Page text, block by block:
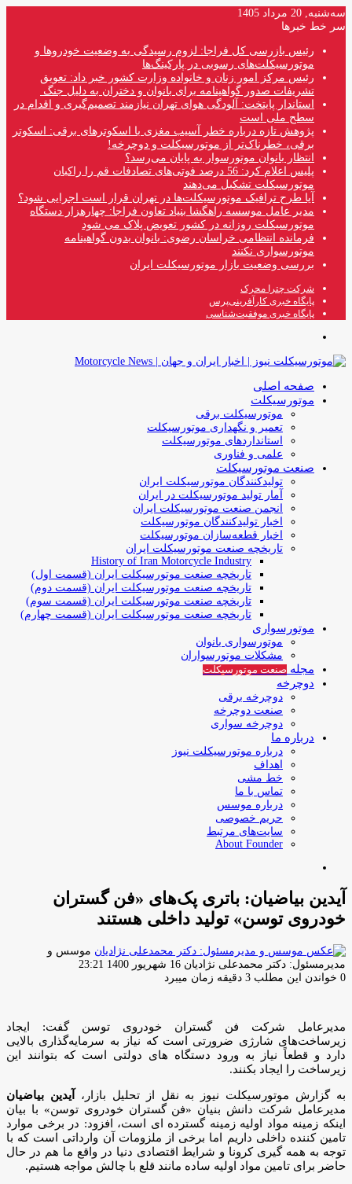
سه‌شنبه, 20 مرداد 1405
سر خط خبرها
رئیس بازرسی کل فراجا: لزوم رسیدگی به وضعیت خودروها و
موتورسیکلت‌های رسوبی در پارکینگ‌ها
رئیس مرکز امور زنان و خانواده وزارت کشور خبر داد: تعویق
تشریفات صدور گواهینامه برای بانوان و دختران به دلیل جنگ
استاندار پایتخت: آلودگی هوای تهران نیازمند تصمیم‌گیری و اقدام در
سطح ملی است
پژوهش تازه درباره خطر آسیب مغزی با اسکوترهای برقی: اسکوتر
برقی، خطرناک‌تر از موتورسیکلت و دوچرخه!
انتظار بانوان موتورسوار به پایان می‌رسد؟
پلیس اعلام کرد: 56 درصد فوتی‌های تصادفات قم را راکبان
موتورسیکلت تشکیل می‌دهند
آیا طرح ترافیک موتورسیکلت‌ها در تهران قرار است اجرایی شود؟
مدیر عامل موسسه راهگشا بنیاد تعاون فراجا: چهارهزار دستگاه
موتورسیکلت روزانه در کشور تعویض پلاک می شود
فرمانده انتظامی خراسان رضوی: بانوان بدون گواهینامه
موتورسواری نکنند
بررسی وضعیت بازار موتورسیکلت ایران
شرکت چترا محرک
پایگاه خبری کارآفرینی‌پرس
پایگاه خبری موفقیت‌شناسی
صفحه اصلی
موتورسیکلت
موتورسیکلت برقی
تعمیر و نگهداری موتورسیکلت
استانداردهای موتورسیکلت
علمی و فناوری
صنعت موتورسیکلت
تولیدکنندگان موتورسیکلت ایران
آمار تولید موتورسیکلت در ایران
انجمن صنعت موتورسیکلت ایران
اخبار تولیدکنندگان موتورسیکلت
اخبار قطعه‌سازان موتورسیکلت
تاریخچه صنعت موتورسیکلت ایران
History of Iran Motorcycle Industry
تاریخچه صنعت موتورسیکلت ایران (قسمت اول)
تاریخچه صنعت موتورسیکلت ایران (قسمت دوم)
تاریخچه صنعت موتورسیکلت ایران (قسمت سوم)
تاریخچه صنعت موتورسیکلت ایران (قسمت چهارم)
موتورسواری
موتورسواری بانوان
مشکلات موتورسواران
مجله صنعت موتورسیکلت
دوچرخه
دوچرخه برقی
صنعت دوچرخه
دوچرخه سواری
درباره ما
درباره موتورسیکلت نیوز
اهداف
خط مشی
تماس با ما
درباره موسس
حریم خصوصی
سایت‌های مرتبط
About Founder
آیدین بیاضیان: باتری پک‌های «فن گستران
خودروی توسن» تولید داخلی هستند
موسس و
مدیرمسئول: دکتر محمدعلی نژادیان ارسال
ایمیل
16 شهریور 1400 23:21
0 خواندن این مطلب 3 دقیقه زمان میبرد
مدیرعامل شرکت فن گستران خودروی توسن گفت: ایجاد
زیرساخت‌های شارژی ضرورتی است که نیاز به سرمایه‌گذاری بالایی
دارد و قطعاً نیاز به ورود دستگاه های دولتی است که بتوانند این
زیرساخت را ایجاد بکنند.
به گزارش موتورسیکلت نیوز به نقل از تحلیل بازار،
آیدین بیاضیان
مدیرعامل شرکت دانش بنیان «فن گستران خودروی توسن» با بیان
اینکه زمینه مواد اولیه زمینه گسترده ای است، افزود: در برخی موارد
تامین کننده داخلی داریم اما برخی از ملزومات آن وارداتی است که با
توجه به همه گیری کرونا و شرایط اقتصادی دنیا در واقع ما هم در حال
حاضر برای تامین مواد اولیه ساده مانند قلع با چالش مواجه هستیم.